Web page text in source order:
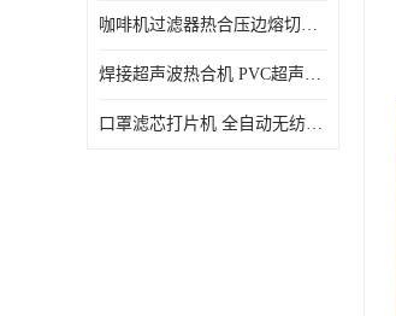
咖啡机过滤器热合压边熔切机 超声波无纺布喷胶棉热合机
焊接超声波热合机 PVC超声波焊接机 无纺布超声波设备
口罩滤芯打片机 全自动无纺布压花压标设备 多层料复合机